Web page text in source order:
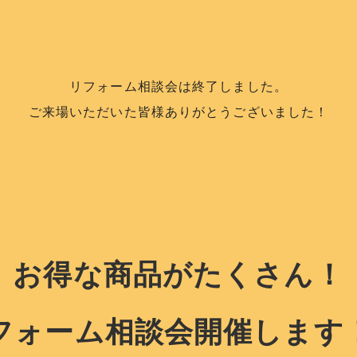
リフォーム相談会は終了しました。
ご来場いただいた皆様ありがとうございました！
お得な商品がたくさん！
ォーム相談会開催します